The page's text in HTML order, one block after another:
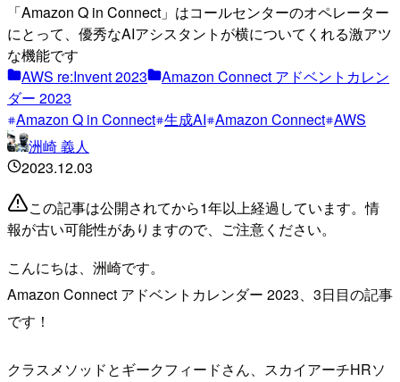
「Amazon Q in Connect」はコールセンターのオペレーター
にとって、優秀なAIアシスタントが横についてくれる激アツ
な機能です
AWS re:Invent 2023
Amazon Connect アドベントカレン
ダー 2023
Amazon Q in Connect 生成AI Amazon Connect AWS
洲崎 義人
2023.12.03
この記事は公開されてから1年以上経過しています。情
報が古い可能性がありますので、ご注意ください。
こんにちは、洲崎です。
Amazon Connect アドベントカレンダー 2023、3日目の記事
です！
クラスメソッドとギークフィードさん、スカイアーチHRソ